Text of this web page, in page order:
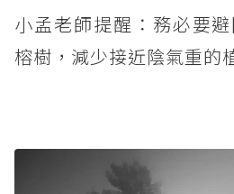
小孟老師提醒：務必要
榕樹，減少接近陰氣重的